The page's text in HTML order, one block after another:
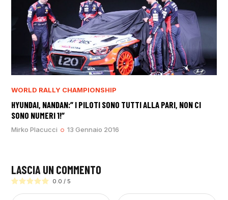
WORLD RALLY CHAMPIONSHIP
HYUNDAI, NANDAN:” I PILOTI SONO TUTTI ALLA PARI, NON CI
SONO NUMERI 1!”
Mirko Placucci 13 Gennaio 2016
LASCIA UN COMMENTO
0.0 / 5